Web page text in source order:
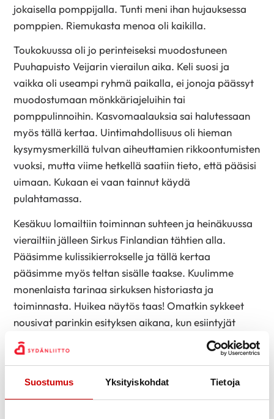
Suostumus Yksityiskohdat Tietoja
jokaisella pomppijalla. Tunti meni ihan hujauksessa
pomppien. Riemukasta menoa oli kaikilla.
Toukokuussa oli jo perinteiseksi muodostuneen
Puuhapuisto Veijarin vierailun aika. Keli suosi ja
vaikka oli useampi ryhmä paikalla, ei jonoja päässyt
muodostumaan mönkkäriajeluihin tai
pomppulinnoihin. Kasvomaalauksia sai halutessaan
myös tällä kertaa. Uintimahdollisuus oli hieman
kysymysmerkillä tulvan aiheuttamien rikkoontumisten
vuoksi, mutta viime hetkellä saatiin tieto, että pääsisi
uimaan. Kukaan ei vaan tainnut käydä
pulahtamassa.
Kesäkuu lomailtiin toiminnan suhteen ja heinäkuussa
vierailtiin jälleen Sirkus Finlandian tähtien alla.
Pääsimme kulissikierrokselle ja tällä kertaa
pääsimme myös teltan sisälle taakse. Kuulimme
monenlaista tarinaa sirkuksen historiasta ja
toiminnasta. Huikea näytös taas! Omatkin sykkeet
nousivat parinkin esityksen aikana, kun esiintyjät
horjahteli hurjan näköisesti.
Kiitos kaikille kevään ja kesän tapahtumissa käyneille!
Aina joku uusi perhe on tullut mukaan ja mukavasti
on ns. vanhoja konkareitakin mukana. Pidetään